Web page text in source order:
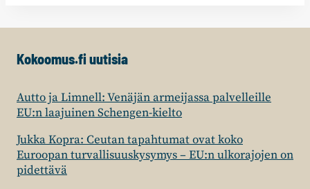
Kokoomus.fi uutisia
Autto ja Limnell: Venäjän armeijassa palvelleille
EU:n laajuinen Schengen-kielto
Jukka Kopra: Ceutan tapahtumat ovat koko
Euroopan turvallisuuskysymys – EU:n ulkorajojen on
pidettävä